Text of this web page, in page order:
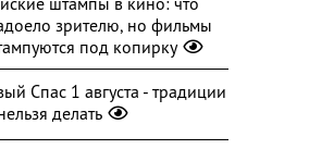
зрителю, но фильмы
под копирку
Спас 1 августа - традиции
делать